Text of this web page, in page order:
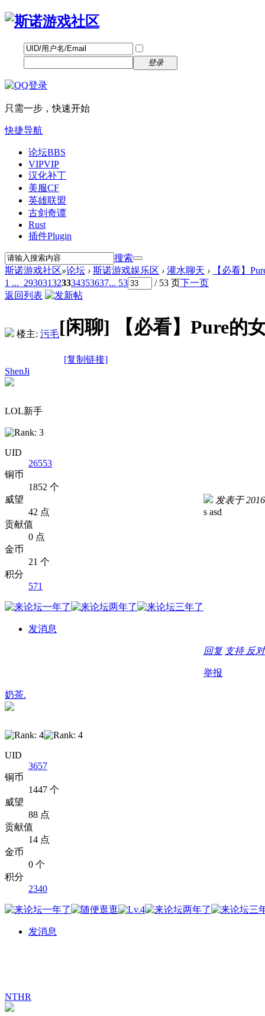
登录
只需一步，快速开始
快捷导航
论坛BBS
VIPVIP
汉化补丁
美服CF
英雄联盟
古剑奇谭
Rust
插件Plugin
搜索
斯诺游戏社区»论坛 › 斯诺游戏娱乐区 › 灌水聊天 ›
【必看】
1 ... 293031323334353637... 53 / 53 页下一页
返回列表
楼主: 污毛[闲聊] 【必看】Pure的
[复制链接]
ShenJi
LOL新手
UID
26553
铜币
1852 个
威望
42 点
贡献值
0 点
金币
21 个
积分
571
发消息
发表于
s asd
回复 支持 反对
举报
奶茶.
UID
3657
铜币
1447 个
威望
88 点
贡献值
14 点
金币
0 个
积分
2340
发消息
NTHR